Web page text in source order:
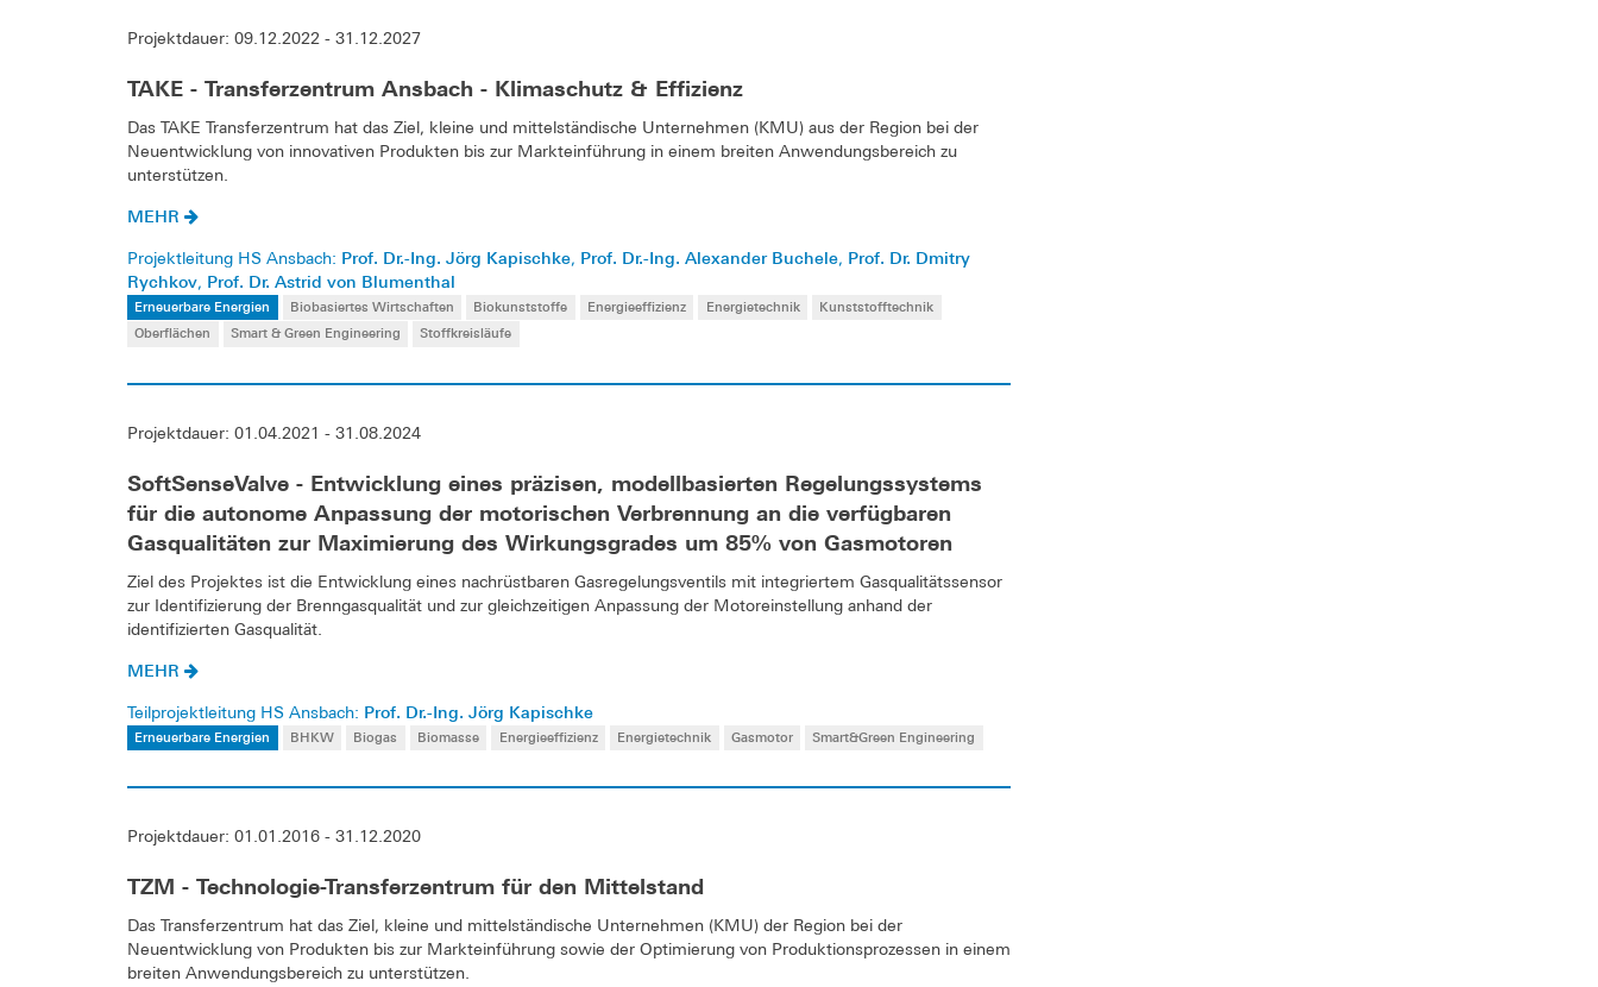
Projektdauer: 09.12.2022 - 31.12.2027
TAKE - Transferzentrum Ansbach - Klimaschutz & Effizienz
Das TAKE Transferzentrum hat das Ziel, kleine und mittelständische Unternehmen (KMU) aus der Region bei der
Neuentwicklung von innovativen Produkten bis zur Markteinführung in einem breiten Anwendungsbereich zu
unterstützen.
MEHR
Projektleitung HS Ansbach: Prof. Dr.-Ing. Jörg Kapischke, Prof. Dr.-Ing. Alexander Buchele, Prof. Dr. Dmitry
Rychkov, Prof. Dr. Astrid von Blumenthal
Erneuerbare Energien Biobasiertes Wirtschaften Biokunststoffe Energieeffizienz Energietechnik
Kunststofftechnik
Oberflächen
Smart & Green Engineering Stoffkreisläufe
Projektdauer: 01.04.2021 - 31.08.2024
SoftSenseValve - Entwicklung eines präzisen, modellbasierten Regelungssystems
für die autonome Anpassung der motorischen Verbrennung an die verfügbaren
Gasqualitäten zur Maximierung des Wirkungsgrades um 85% von Gasmotoren
Ziel des Projektes ist die Entwicklung eines nachrüstbaren Gasregelungsventils mit integriertem Gasqualitätssensor
zur Identifizierung der Brenngasqualität und zur gleichzeitigen Anpassung der Motoreinstellung anhand der
identifizierten Gasqualität.
MEHR
Teilprojektleitung HS Ansbach: Prof. Dr.-Ing. Jörg Kapischke
Erneuerbare Energien BHKW Biogas Biomasse Energieeffizienz Energietechnik Gasmotor Smart&Green Engineering
Projektdauer: 01.01.2016 - 31.12.2020
TZM - Technologie-Transferzentrum für den Mittelstand
Das Transferzentrum hat das Ziel, kleine und mittelständische Unternehmen (KMU) der Region bei der
Neuentwicklung von Produkten bis zur Markteinführung sowie der Optimierung von Produktionsprozessen in einem
breiten Anwendungsbereich zu unterstützen.